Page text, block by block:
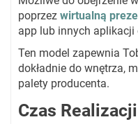
poprzez wirtualną
app lub innych aplikacji
Ten model zapewnia
dokładnie do wnętrza,
palety producenta.
Czas